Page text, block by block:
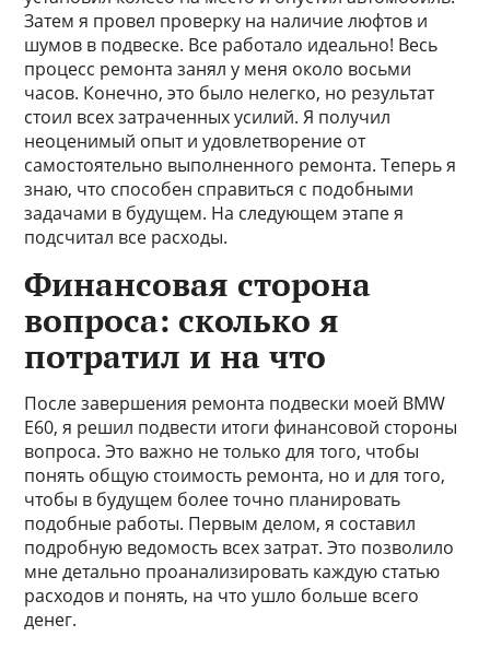
Затем я провел проверку на наличие люфтов и
шумов в подвеске. Все работало идеально! Весь
процесс ремонта занял у меня около восьми
часов. Конечно, это было нелегко, но результат
стоил всех затраченных усилий. Я получил
неоценимый опыт и удовлетворение от
самостоятельно выполненного ремонта. Теперь я
знаю, что способен справиться с подобными
задачами в будущем. На следующем этапе я
подсчитал все расходы.
Финансовая сторона
вопроса: сколько я
потратил и на что
После завершения ремонта подвески моей BMW
E60, я решил подвести итоги финансовой стороны
вопроса. Это важно не только для того, чтобы
понять общую стоимость ремонта, но и для того,
чтобы в будущем более точно планировать
подобные работы. Первым делом, я составил
подробную ведомость всех затрат. Это позволило
мне детально проанализировать каждую статью
расходов и понять, на что ушло больше всего
денег.